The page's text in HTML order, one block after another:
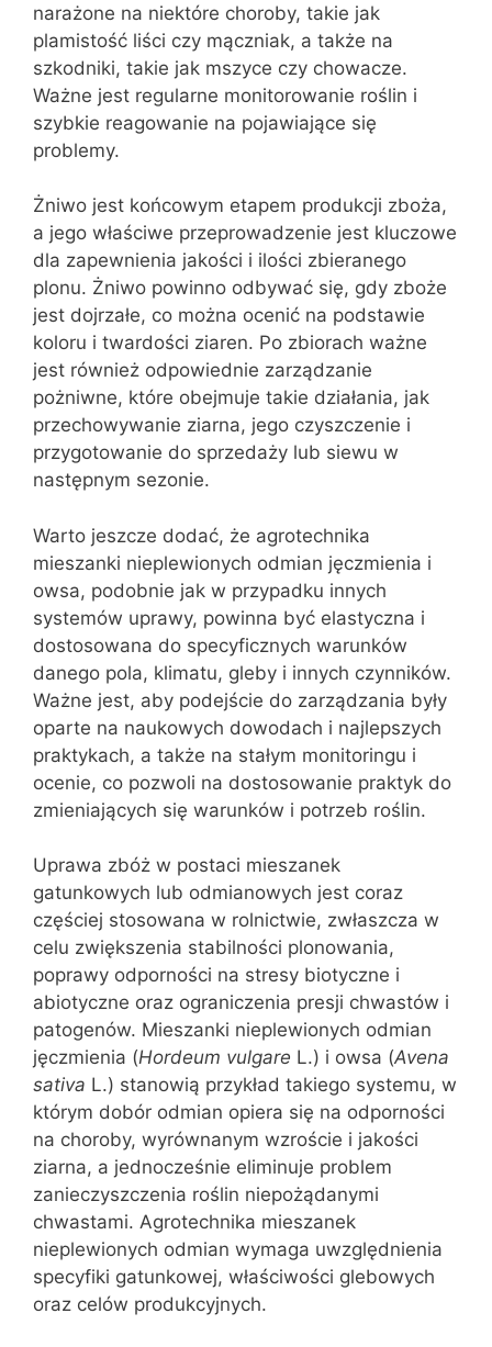
narażone na niektóre choroby, takie jak
plamistość liści czy mączniak, a także na
szkodniki, takie jak mszyce czy chowacze.
Ważne jest regularne monitorowanie roślin i
szybkie reagowanie na pojawiające się
problemy.
Żniwo jest końcowym etapem produkcji zboża,
a jego właściwe przeprowadzenie jest kluczowe
dla zapewnienia jakości i ilości zbieranego
plonu. Żniwo powinno odbywać się, gdy zboże
jest dojrzałe, co można ocenić na podstawie
koloru i twardości ziaren. Po zbiorach ważne
jest również odpowiednie zarządzanie
pożniwne, które obejmuje takie działania, jak
przechowywanie ziarna, jego czyszczenie i
przygotowanie do sprzedaży lub siewu w
następnym sezonie.
Warto jeszcze dodać, że agrotechnika
mieszanki nieplewionych odmian jęczmienia i
owsa, podobnie jak w przypadku innych
systemów uprawy, powinna być elastyczna i
dostosowana do specyficznych warunków
danego pola, klimatu, gleby i innych czynników.
Ważne jest, aby podejście do zarządzania były
oparte na naukowych dowodach i najlepszych
praktykach, a także na stałym monitoringu i
ocenie, co pozwoli na dostosowanie praktyk do
zmieniających się warunków i potrzeb roślin.
Uprawa zbóż w postaci mieszanek
gatunkowych lub odmianowych jest coraz
częściej stosowana w rolnictwie, zwłaszcza w
celu zwiększenia stabilności plonowania,
poprawy odporności na stresy biotyczne i
abiotyczne oraz ograniczenia presji chwastów i
patogenów. Mieszanki nieplewionych odmian
jęczmienia (Hordeum vulgare L.) i owsa (Avena
sativa L.) stanowią przykład takiego systemu, w
którym dobór odmian opiera się na odporności
na choroby, wyrównanym wzroście i jakości
ziarna, a jednocześnie eliminuje problem
zanieczyszczenia roślin niepożądanymi
chwastami. Agrotechnika mieszanek
nieplewionych odmian wymaga uwzględnienia
specyfiki gatunkowej, właściwości glebowych
oraz celów produkcyjnych.